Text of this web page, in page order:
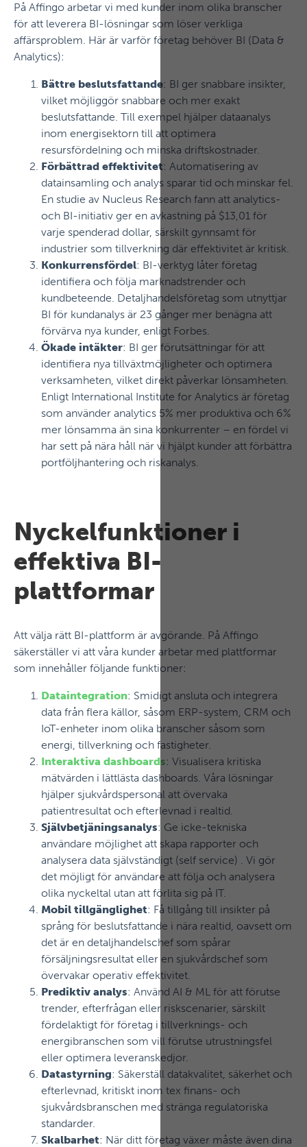
På Affingo arbetar vi med kunder inom olika branscher
för att leverera BI-lösningar som löser verkliga
affärsproblem. Här är varför företag behöver BI (Data &
Analytics):
Bättre beslutsfattande: BI ger snabbare insikter,
vilket möjliggör snabbare och mer exakt
beslutsfattande. Till exempel hjälper dataanalys
inom energisektorn till att optimera
resursfördelning och minska driftskostnader.
Förbättrad effektivitet: Automatisering av
datainsamling och analys sparar tid och minskar fel.
En studie av Nucleus Research fann att analytics-
och BI-initiativ ger en avkastning på $13,01 för
varje spenderad dollar, särskilt gynnsamt för
industrier som tillverkning där effektivitet är kritisk.
Konkurrensfördel: BI-verktyg låter företag
identifiera och följa marknadstrender och
kundbeteende. Detaljhandelsföretag som utnyttjar
BI för kundanalys är 23 gånger mer benägna att
förvärva nya kunder, enligt Forbes.
Ökade intäkter: BI ger förutsättningar för att
identifiera nya tillväxtmöjligheter och optimera
verksamheten, vilket direkt påverkar lönsamheten.
Enligt International Institute for Analytics är företag
som använder analytics 5% mer produktiva och 6%
mer lönsamma än sina konkurrenter – en fördel vi
har sett på nära håll när vi hjälpt kunder att förbättra
portföljhantering och riskanalys.
Nyckelfunktioner i
effektiva BI-
plattformar
Att välja rätt BI-plattform är avgörande. På Affingo
säkerställer vi att våra kunder arbetar med plattformar
som innehåller följande funktioner:
Dataintegration: Smidigt ansluta och integrera
data från flera källor, såsom ERP-system, CRM och
IoT-enheter inom olika branscher såsom som
energi, tillverkning och fastigheter.
Interaktiva dashboards: Visualisera kritiska
mätvärden i lättlästa dashboards. Våra lösningar
hjälper sjukvårdspersonal att övervaka
patientresultat och efterlevnad i realtid.
Självbetjäningsanalys: Ge icke-tekniska
användare möjlighet att skapa rapporter och
analysera data självständigt (self service) . Vi gör
det möjligt för användare att följa och analysera
olika nyckeltal utan att förlita sig på IT.
Mobil tillgänglighet: Få tillgång till insikter på
språng för beslutsfattande i nära realtid, oavsett om
det är en detaljhandelschef som spårar
försäljningsresultat eller en sjukvårdschef som
övervakar operativ effektivitet.
Prediktiv analys: Använd AI & ML för att förutse
trender, efterfrågan eller riskscenarier, särskilt
fördelaktigt för företag i tillverknings- och
energibranschen som vill förutse utrustningsfel
eller optimera leveranskedjor.
Datastyrning: Säkerställ datakvalitet, säkerhet och
efterlevnad, kritiskt inom tex finans- och
sjukvårdsbranschen med stränga regulatoriska
standarder.
Skalbarhet: När ditt företag växer måste även dina